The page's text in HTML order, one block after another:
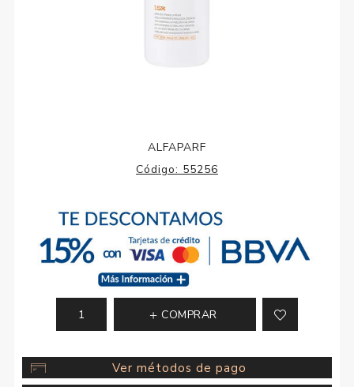
ALFAPARF
Código: 55256
COMPRAR
Ver métodos de pago